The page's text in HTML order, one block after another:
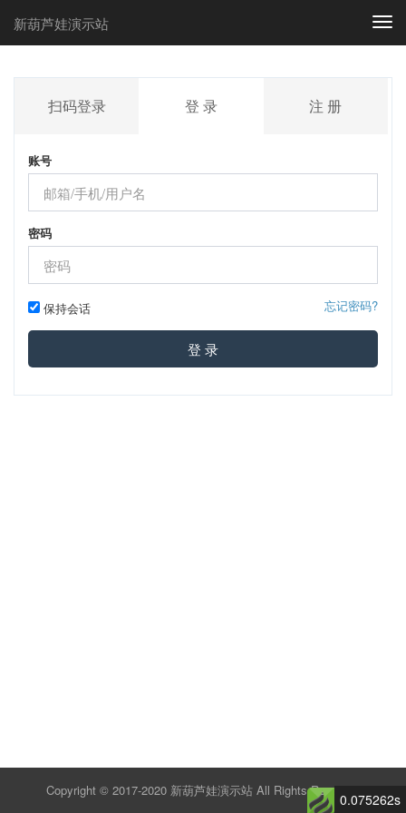
新葫芦娃演示站
扫码登录 登 录 注 册
账号
密码
保持会话 忘记密码?
登 录
Copyright © 2017-2020 新葫芦娃演示站 All Rights Reserved
0.075262s